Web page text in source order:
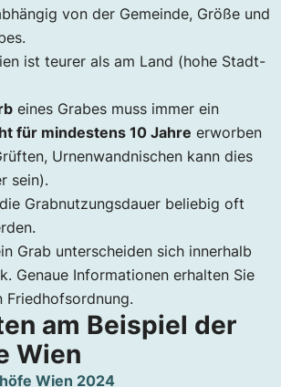
von der Gemeinde, Größe und
ist teurer als am Land (hohe Stadt-
eines Grabes muss immer ein
für mindestens 10 Jahre erworben
Urnenwandnischen kann dies
sein).
Grabnutzungsdauer beliebig oft
Grab unterscheiden sich innerhalb
Genaue Informationen erhalten Sie
Friedhofsordnung.
am Beispiel der
Wien
Wien 2024